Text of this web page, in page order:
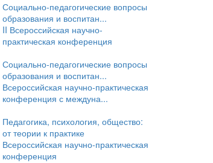
Социально-педагогические вопросы
образования и воспитан...
II Всероссийская научно-
практическая конференция
Социально-педагогические вопросы
образования и воспитан...
Всероссийская научно-практическая
конференция с междуна...
Педагогика, психология, общество:
от теории к практике
Всероссийская научно-практическая
конференция